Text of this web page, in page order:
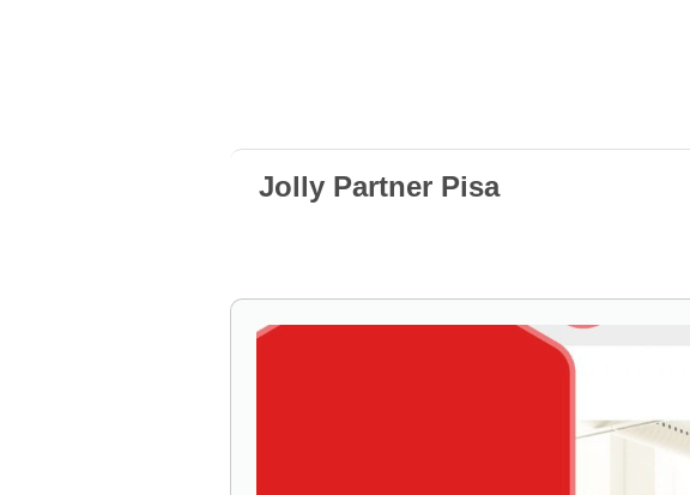
Jolly Partner Pisa